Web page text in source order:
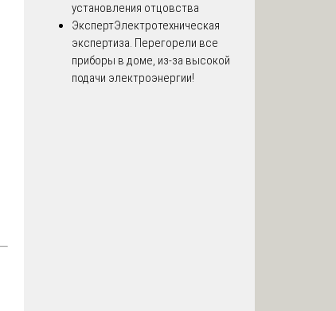
установления отцовства
ЭкспертЭлектротехническая
экспертиза. Перегорели все
приборы в доме, из-за высокой
подачи электроэнергии!